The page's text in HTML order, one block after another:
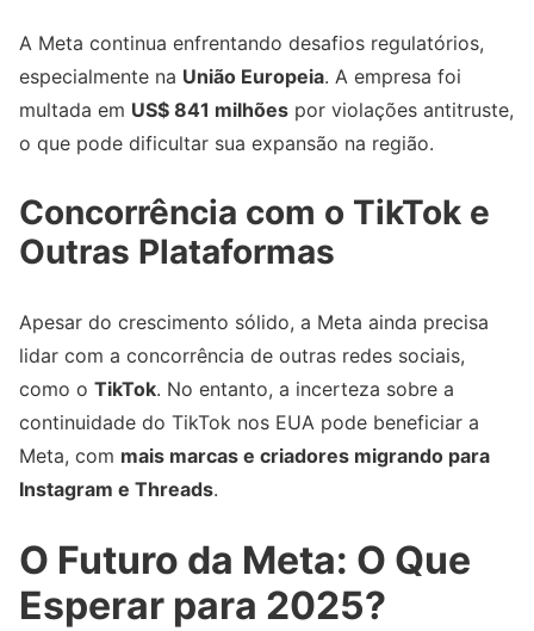
A Meta continua enfrentando desafios regulatórios,
especialmente na União Europeia. A empresa foi
multada em US$ 841 milhões por violações antitruste,
o que pode dificultar sua expansão na região.
Concorrência com o TikTok e
Outras Plataformas
Apesar do crescimento sólido, a Meta ainda precisa
lidar com a concorrência de outras redes sociais,
como o TikTok. No entanto, a incerteza sobre a
continuidade do TikTok nos EUA pode beneficiar a
Meta, com mais marcas e criadores migrando para
Instagram e Threads.
O Futuro da Meta: O Que
Esperar para 2025?